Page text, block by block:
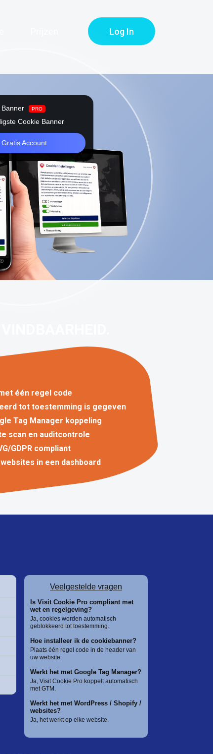
Log In
Banner PRO
Cookie Banner
Gratis Account
één regel code
tot toestemming is gegeven
Tag Manager koppeling
scan en auditcontrole
GDPR compliant
in een dashboard
Veelgestelde vragen
Is Visit Cookie Pro compliant met
wet en regelgeving?
Ja, cookies worden automatisch
geblokkeerd tot toestemming.
Hoe installeer ik de cookiebanner?
Plaats één regel code in de header van
uw website.
Werkt het met Google Tag Manager?
Ja, Visit Cookie Pro koppelt automatisch
met GTM.
Werkt het met WordPress / Shopify /
websites?
Ja, het werkt op elke website.